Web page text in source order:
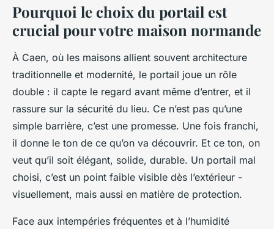
Pourquoi le choix du portail est
crucial pour votre maison normande
À Caen, où les maisons allient souvent architecture
traditionnelle et modernité, le portail joue un rôle
double : il capte le regard avant même d’entrer, et il
rassure sur la sécurité du lieu. Ce n’est pas qu’une
simple barrière, c’est une promesse. Une fois franchi,
il donne le ton de ce qu’on va découvrir. Et ce ton, on
veut qu’il soit élégant, solide, durable. Un portail mal
choisi, c’est un point faible visible dès l’extérieur -
visuellement, mais aussi en matière de protection.
Face aux intempéries fréquentes et à l’humidité